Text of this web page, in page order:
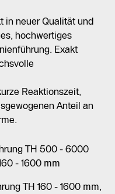
in neuer Qualität und
hochwertiges
Exakt
Reaktionszeit,
Anteil an
TH 500 - 6000
- 1600 mm
TH 160 - 1600 mm,